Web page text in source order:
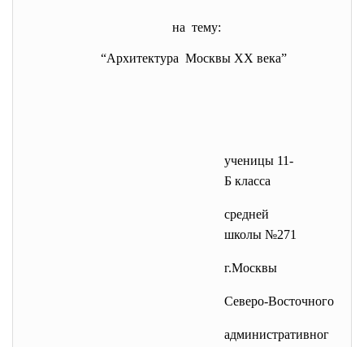
на тему:
“Архитектура Москвы ХХ века”
ученицы 11-
Б класса
средней
школы №271
г.Москвы
Северо-Восточного
административног